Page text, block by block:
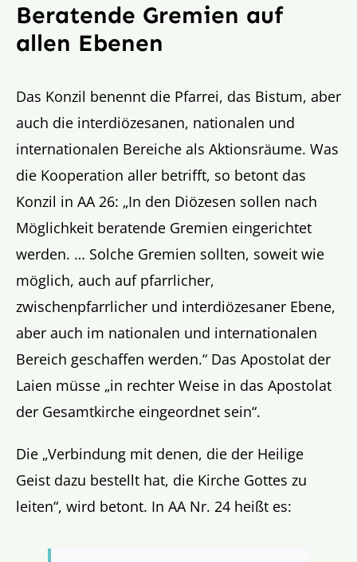
Beratende Gremien auf
allen Ebenen
Das Konzil benennt die Pfarrei, das Bistum, aber
auch die interdiözesanen, nationalen und
internationalen Bereiche als Aktionsräume. Was
die Kooperation aller betrifft, so betont das
Konzil in AA 26: „In den Diözesen sollen nach
Möglichkeit beratende Gremien eingerichtet
werden. … Solche Gremien sollten, soweit wie
möglich, auch auf pfarrlicher,
zwischenpfarrlicher und interdiözesaner Ebene,
aber auch im nationalen und internationalen
Bereich geschaffen werden.“ Das Apostolat der
Laien müsse „in rechter Weise in das Apostolat
der Gesamtkirche eingeordnet sein“.
Die „Verbindung mit denen, die der Heilige
Geist dazu bestellt hat, die Kirche Gottes zu
leiten“, wird betont. In AA Nr. 24 heißt es: